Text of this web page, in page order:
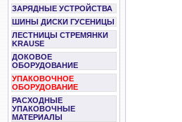
ЗАРЯДНЫЕ УСТРОЙСТВА
ШИНЫ ДИСКИ ГУСЕНИЦЫ
ЛЕСТНИЦЫ СТРЕМЯНКИ
KRAUSE
ДОКОВОЕ
ОБОРУДОВАНИЕ
УПАКОВОЧНОЕ
ОБОРУДОВАНИЕ
РАСХОДНЫЕ
УПАКОВОЧНЫЕ
МАТЕРИАЛЫ